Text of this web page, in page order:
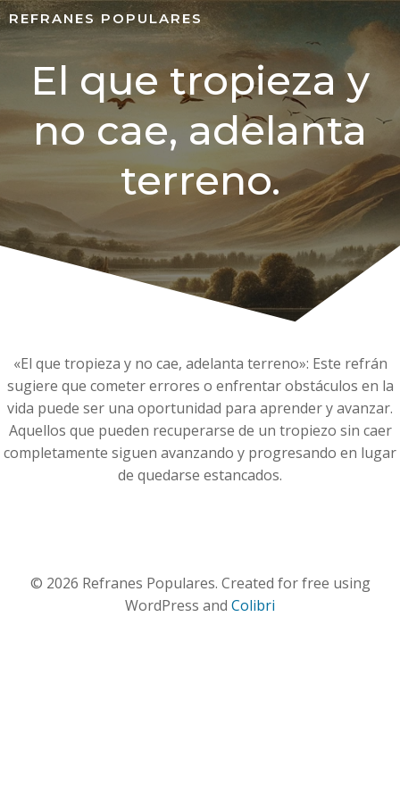
REFRANES POPULARES
El que tropieza y
no cae, adelanta
terreno.
«El que tropieza y no cae, adelanta terreno»: Este refrán
sugiere que cometer errores o enfrentar obstáculos en la
vida puede ser una oportunidad para aprender y avanzar.
Aquellos que pueden recuperarse de un tropiezo sin caer
completamente siguen avanzando y progresando en lugar
de quedarse estancados.
© 2026 Refranes Populares. Created for free using
WordPress and Colibri